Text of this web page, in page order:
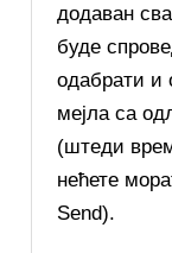
додаван
буде
одабрати и
мејла са
(штеди
нећете
Send).